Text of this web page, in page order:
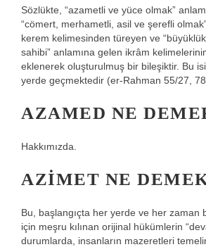
Sözlükte, “azametli ve yüce olmak”
“cömert, merhametli, asil ve şerefli
kerem kelimesinden türeyen ve
sahibi” anlamına gelen ikrâm
eklenerek oluşturulmuş bir bileşiktir. Bu
yerde geçmektedir (er-Rahman 55/27,
AZAMED NE
Hakkımızda.
AZIMET NE
Bu, başlangıçta her yerde ve her zaman
için meşru kılınan orijinal hükümlerin
durumlarda, insanların mazeretleri